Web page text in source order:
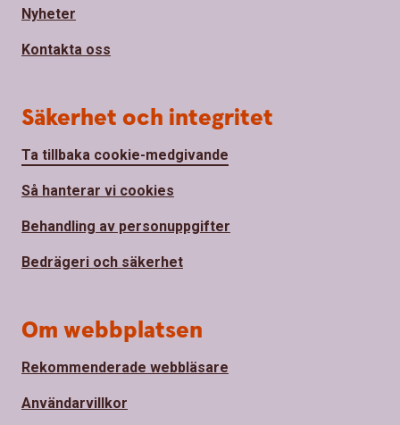
Nyheter
Kontakta oss
Säkerhet och integritet
Ta tillbaka cookie-medgivande
Så hanterar vi cookies
Behandling av personuppgifter
Bedrägeri och säkerhet
Om webbplatsen
Rekommenderade webbläsare
Användarvillkor